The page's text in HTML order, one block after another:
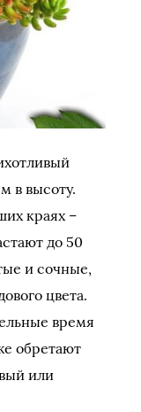
в высоту.
краях –
до 50
и сочные,
цвета.
время
обретают
или